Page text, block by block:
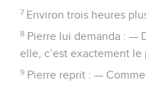
7 Environ trois heures
8 Pierre lui demanda : —
elle, c’est exactement le
9 Pierre reprit : —